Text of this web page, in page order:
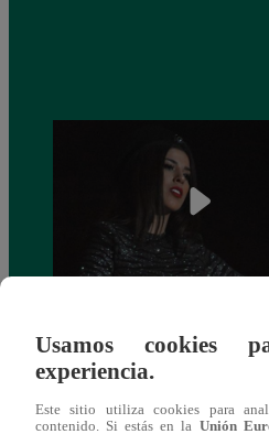
más unidas que nunca?
Usamos cookies
experiencia.
Este sitio utiliza cookies para
contenido. Si estás en la Unión